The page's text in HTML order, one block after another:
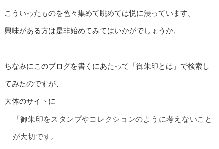
こういったものを色々集めて眺めては悦に浸っています。
興味がある方は是非始めてみてはいかがでしょうか。
ちなみにこのブログを書くにあたって「御朱印とは」で検索し
てみたのですが、
大体のサイトに
「御朱印をスタンプやコレクションのように考えないこと
が大切です。